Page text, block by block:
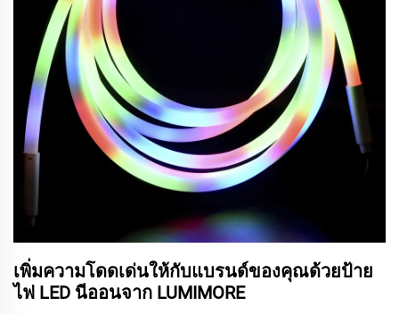
เพิ่มความโดดเด่นให้กับแบรนด์ของคุณด้วยป้าย
ไฟ LED นีออนจาก LUMIMORE